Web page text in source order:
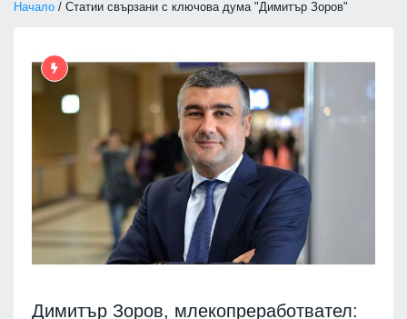
Начало / Статии свързани с ключова дума "Димитър Зоров"
Димитър Зоров, млекопреработвател: